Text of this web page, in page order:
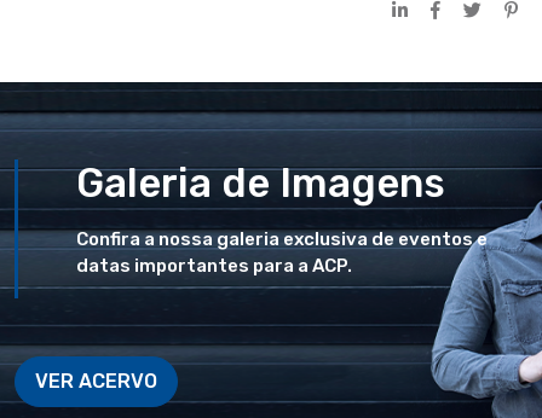
Galeria de Imagens
Confira a nossa galeria exclusiva de eventos e
datas importantes para a ACP.
VER ACERVO